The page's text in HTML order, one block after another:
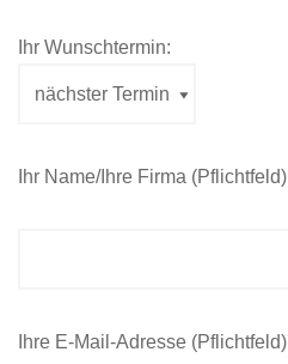
Ihr Wunschtermin:
Ihr Name/Ihre Firma (Pflichtfeld)
Ihre E-Mail-Adresse (Pflichtfeld)